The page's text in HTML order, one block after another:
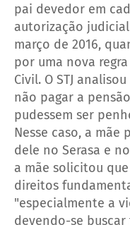
pai devedor em
autorização
março de 2016,
por uma nova
Civil. O STJ
não pagar a
pudessem ser
Nesse caso, a mãe
dele no Serasa e no
a mãe solicitou
direitos
"especialmente a
devendo-se